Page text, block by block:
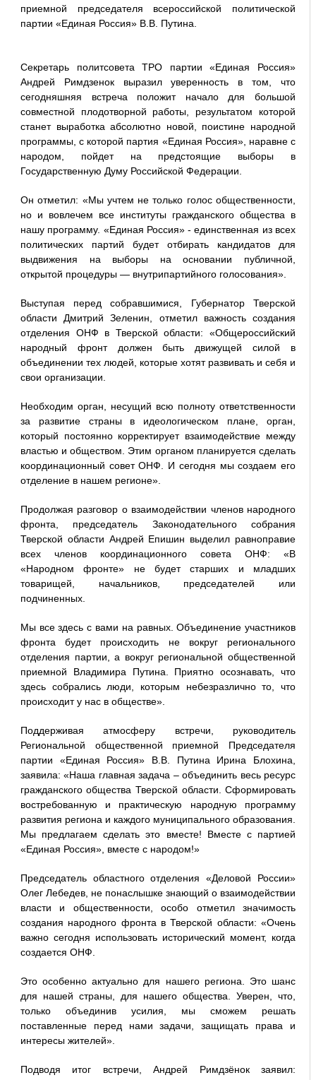
приемной председателя всероссийской политической
партии «Единая Россия» В.В. Путина.
Секретарь политсовета ТРО партии «Единая Россия»
Андрей Римдзенок выразил уверенность в том, что
сегодняшняя встреча положит начало для большой
совместной плодотворной работы, результатом которой
станет выработка абсолютно новой, поистине народной
программы, с которой партия «Единая Россия», наравне с
народом, пойдет на предстоящие выборы в
Государственную Думу Российской Федерации.
Он отметил: «Мы учтем не только голос общественности,
но и вовлечем все институты гражданского общества в
нашу программу. «Единая Россия» - единственная из всех
политических партий будет отбирать кандидатов для
выдвижения на выборы на основании публичной,
открытой процедуры — внутрипартийного голосования».
Выступая перед собравшимися, Губернатор Тверской
области Дмитрий Зеленин, отметил важность создания
отделения ОНФ в Тверской области: «Общероссийский
народный фронт должен быть движущей силой в
объединении тех людей, которые хотят развивать и себя и
свои организации.
Необходим орган, несущий всю полноту ответственности
за развитие страны в идеологическом плане, орган,
который постоянно корректирует взаимодействие между
властью и обществом. Этим органом планируется сделать
координационный совет ОНФ. И сегодня мы создаем его
отделение в нашем регионе».
Продолжая разговор о взаимодействии членов народного
фронта, председатель Законодательного собрания
Тверской области Андрей Епишин выделил равноправие
всех членов координационного совета ОНФ: «В
«Народном фронте» не будет старших и младших
товарищей, начальников, председателей или
подчиненных.
Мы все здесь с вами на равных. Объединение участников
фронта будет происходить не вокруг регионального
отделения партии, а вокруг региональной общественной
приемной Владимира Путина. Приятно осознавать, что
здесь собрались люди, которым небезразлично то, что
происходит у нас в обществе».
Поддерживая атмосферу встречи, руководитель
Региональной общественной приемной Председателя
партии «Единая Россия» В.В. Путина Ирина Блохина,
заявила: «Наша главная задача – объединить весь ресурс
гражданского общества Тверской области. Сформировать
востребованную и практическую народную программу
развития региона и каждого муниципального образования.
Мы предлагаем сделать это вместе! Вместе с партией
«Единая Россия», вместе с народом!»
Председатель областного отделения «Деловой России»
Олег Лебедев, не понаслышке знающий о взаимодействии
власти и общественности, особо отметил значимость
создания народного фронта в Тверской области: «Очень
важно сегодня использовать исторический момент, когда
создается ОНФ.
Это особенно актуально для нашего региона. Это шанс
для нашей страны, для нашего общества. Уверен, что,
только объединив усилия, мы сможем решать
поставленные перед нами задачи, защищать права и
интересы жителей».
Подводя итог встречи, Андрей Римдзёнок заявил: